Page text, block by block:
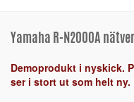
Yamaha R-N2000A
Demoprodukt i nyskick.
ser i stort ut som helt